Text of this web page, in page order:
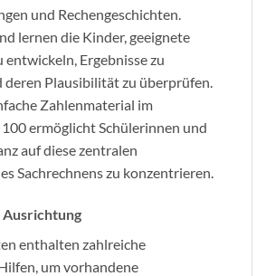
und Rechengeschichten.
lernen die Kinder, geeignete
entwickeln, Ergebnisse zu
Plausibilität zu überprüfen.
Zahlenmaterial im
ermöglicht Schülerinnen und
auf diese zentralen
Sachrechnens zu konzentrieren.
Ausrichtung
enthalten zahlreiche
um vorhandene